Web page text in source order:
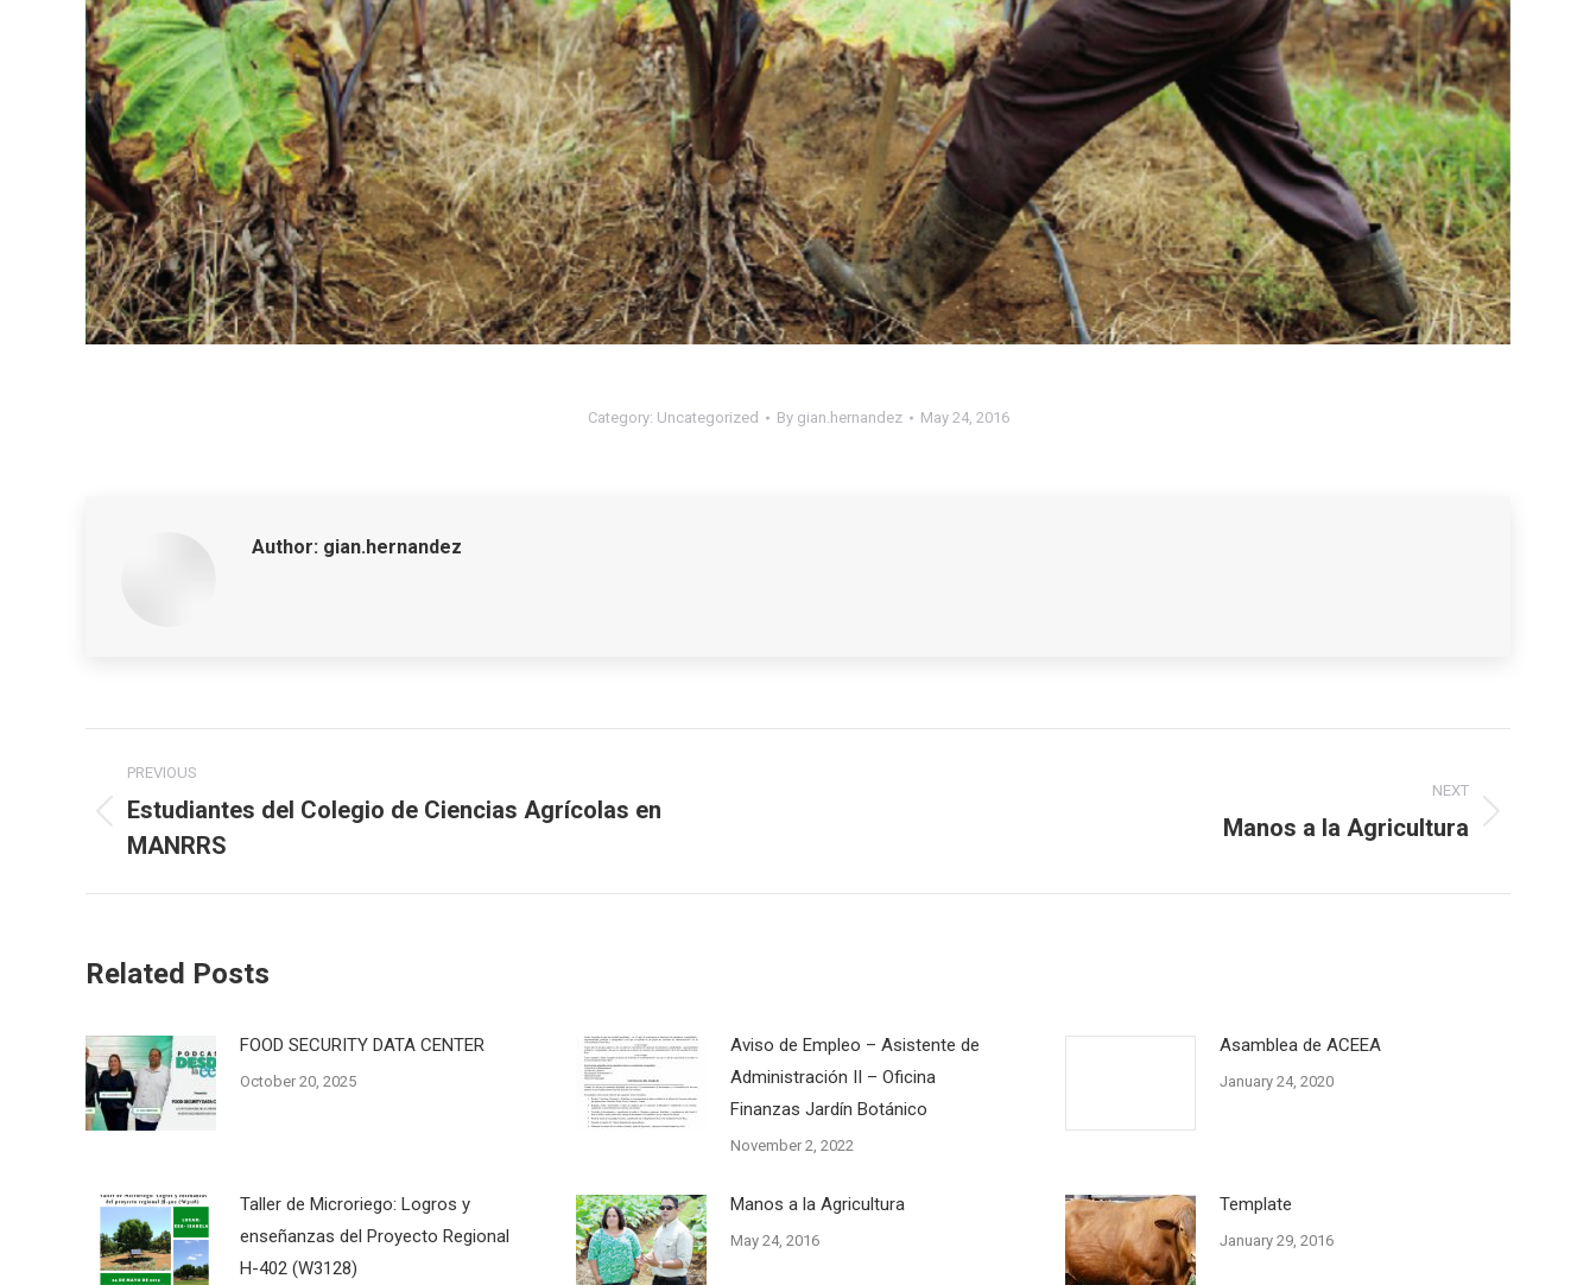
Category: Uncategorized By gian.hernandez May 24, 2016
Author: gian.hernandez
navigation
PREVIOUS
Previous
post:
Estudiantes del Colegio de Ciencias Agrícolas en
MANRRS
NEXT
Manos a la Agricultura
Related Posts
FOOD SECURITY DATA CENTER
October 20, 2025
Aviso de Empleo – Asistente de
Administración II – Oficina
Finanzas Jardín Botánico
November 2, 2022
Asamblea de ACEEA
January 24, 2020
Taller de Microriego: Logros y
enseñanzas del Proyecto Regional
H-402 (W3128)
Manos a la Agricultura
May 24, 2016
Template
January 29, 2016